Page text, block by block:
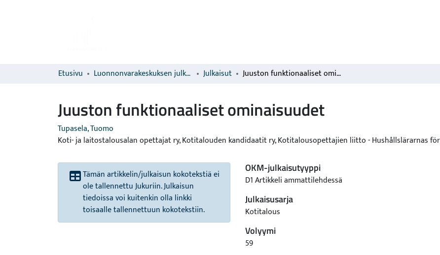
Etusivu Luonnonvarakeskuksen julkaisut Julkaisut Juuston funktionaaliset ominaisuudet
Juuston funktionaaliset ominaisuudet
Tupasela, Tuomo
Koti- ja laitostalousalan opettajat ry, Kotitalouden kandidaatit ry, Kotitalousopettajien liitto - Hushållslärarnas
Tämän artikkelin/julkaisun kokotekstiä ei
ole tallennettu Jukuriin. Julkaisun
tiedoissa voi kuitenkin olla linkki
toisaalle tallennettuun kokotekstiin.
OKM-julkaisutyyppi
D1 Artikkeli ammattilehdessä
Julkaisusarja
Kotitalous
Volyymi
59